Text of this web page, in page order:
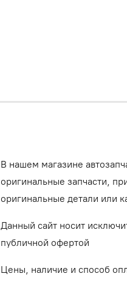
В нашем магазине
оригинальные запчасти,
оригинальные детали или
Данный сайт носит
публичной офертой
Цены, наличие и способ